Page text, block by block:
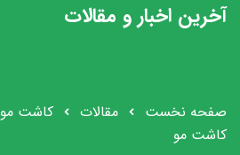
آخرین اخبار و مقالات
صفحه نخست مقالات کاشت مو
کاشت مو